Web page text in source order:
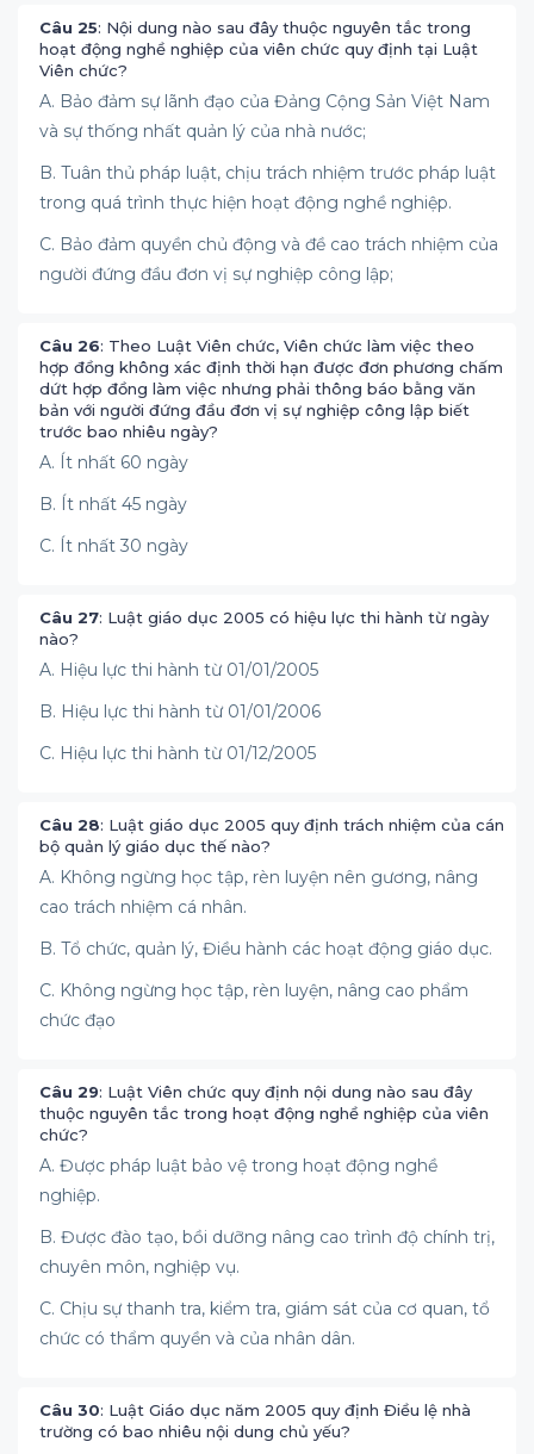
Câu 25: Nội dung nào sau đây thuộc nguyên tắc trong
hoạt động nghề nghiệp của viên chức quy định tại Luật
Viên chức?
A. Bảo đảm sự lãnh đạo của Đảng Cộng Sản Việt Nam
và sự thống nhất quản lý của nhà nước;
B. Tuân thủ pháp luật, chịu trách nhiệm trước pháp luật
trong quá trình thực hiện hoạt động nghề nghiệp.
C. Bảo đảm quyền chủ động và đề cao trách nhiệm của
người đứng đầu đơn vị sự nghiệp công lập;
Câu 26: Theo Luật Viên chức, Viên chức làm việc theo
hợp đồng không xác định thời hạn được đơn phương chấm
dứt hợp đồng làm việc nhưng phải thông báo bằng văn
bản với người đứng đầu đơn vị sự nghiệp công lập biết
trước bao nhiêu ngày?
A. Ít nhất 60 ngày
B. Ít nhất 45 ngày
C. Ít nhất 30 ngày
Câu 27: Luật giáo dục 2005 có hiệu lực thi hành từ ngày
nào?
A. Hiệu lực thi hành từ 01/01/2005
B. Hiệu lực thi hành từ 01/01/2006
C. Hiệu lực thi hành từ 01/12/2005
Câu 28: Luật giáo dục 2005 quy định trách nhiệm của cán
bộ quản lý giáo dục thế nào?
A. Không ngừng học tập, rèn luyện nên gương, nâng
cao trách nhiệm cá nhân.
B. Tổ chức, quản lý, Điều hành các hoạt động giáo dục.
C. Không ngừng học tập, rèn luyện, nâng cao phẩm
chức đạo
Câu 29: Luật Viên chức quy định nội dung nào sau đây
thuộc nguyên tắc trong hoạt động nghề nghiệp của viên
chức?
A. Được pháp luật bảo vệ trong hoạt động nghề
nghiệp.
B. Được đào tạo, bồi dưỡng nâng cao trình độ chính trị,
chuyên môn, nghiệp vụ.
C. Chịu sự thanh tra, kiểm tra, giám sát của cơ quan, tổ
chức có thẩm quyền và của nhân dân.
Câu 30: Luật Giáo dục năm 2005 quy định Điều lệ nhà
trường có bao nhiêu nội dung chủ yếu?